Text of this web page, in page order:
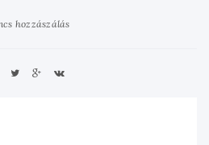
hozzászálás